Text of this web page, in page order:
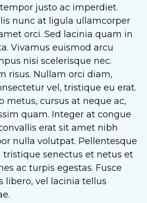
justo ac imperdiet.
nunc at ligula ullamcorper
orci. Sed lacinia quam in
Vivamus euismod arcu
nisi scelerisque nec.
risus. Nullam orci diam,
vel, tristique eu erat.
metus, cursus at neque ac,
quam. Integer at congue
erat sit amet nibh
nulla volutpat. Pellentesque
senectus et netus et
ac turpis egestas. Fusce
libero, vel lacinia tellus